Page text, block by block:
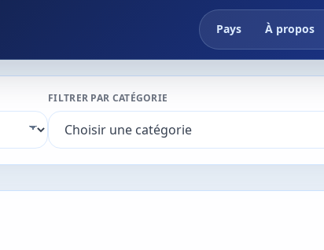
Pays À propos
FILTRER PAR CATÉGORIE